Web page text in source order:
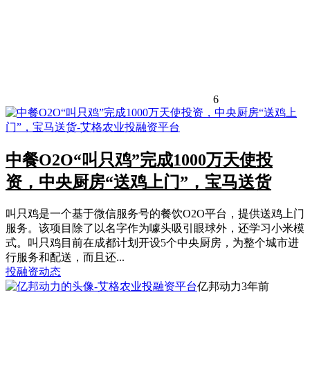
6
中餐O2O“叫只鸡”完成1000万天使投
资，中央厨房“送鸡上门”，宝马送货
叫只鸡是一个基于微信服务号的餐饮O2O平台，提供送鸡上门
服务。该项目除了以名字作为噱头吸引眼球外，还学习小米模
式。叫只鸡目前在成都计划开设5个中央厨房，为整个城市进
行服务和配送，而且还...
投融资动态
亿邦动力3年前